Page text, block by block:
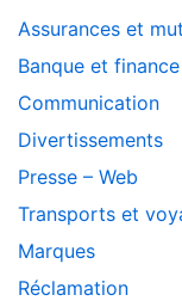
Assurances et
Banque et finance
Communication
Divertissements
Presse – Web
Transports et
Marques
Réclamation